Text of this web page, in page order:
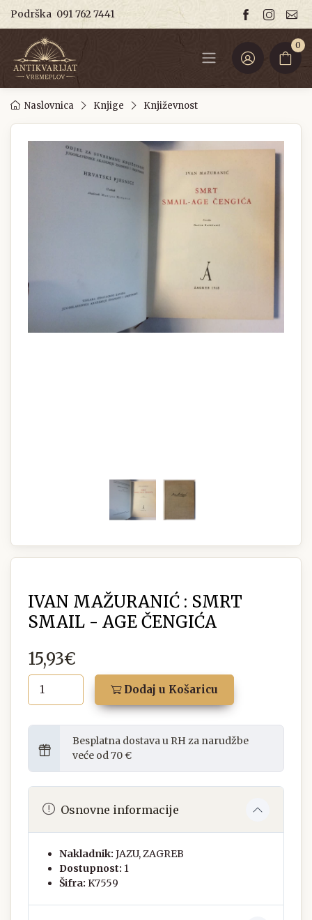
Podrška 091 762 7441
0
Naslovnica Knjige Književnost
IVAN MAŽURANIĆ : SMRT
SMAIL - AGE ČENGIĆA
15,93€
Dodaj u Košaricu
Besplatna dostava u RH za narudžbe
veće od 70 €
Osnovne informacije
Nakladnik: JAZU, ZAGREB
Dostupnost: 1
Šifra: K7559